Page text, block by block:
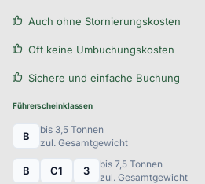
Auch ohne Stornierungskosten
Oft keine Umbuchungskosten
Sichere und einfache Buchung
Führerscheinklassen
B
bis 3,5 Tonnen
zul. Gesamtgewicht
B C1 3
bis 7,5 Tonnen
zul. Gesamtgewicht